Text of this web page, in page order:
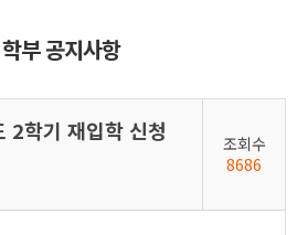
학부 공지사항
2학기 재입학 신청
조회수
8686